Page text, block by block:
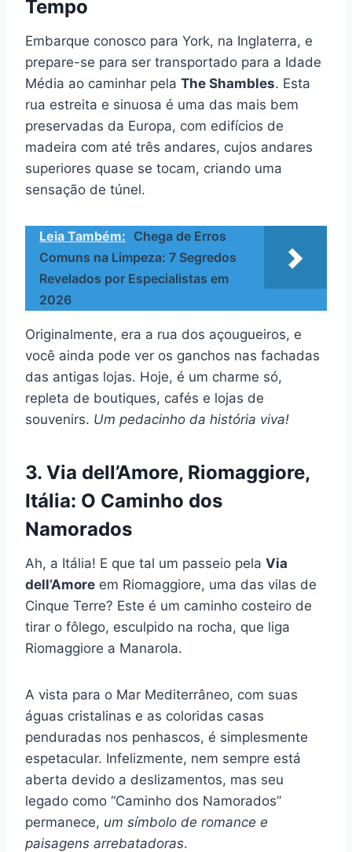
Tempo
Embarque conosco para York, na Inglaterra, e
prepare-se para ser transportado para a Idade
Média ao caminhar pela The Shambles. Esta
rua estreita e sinuosa é uma das mais bem
preservadas da Europa, com edifícios de
madeira com até três andares, cujos andares
superiores quase se tocam, criando uma
sensação de túnel.
Leia Também: Chega de Erros
Comuns na Limpeza: 7 Segredos
Revelados por Especialistas em
2026
Originalmente, era a rua dos açougueiros, e
você ainda pode ver os ganchos nas fachadas
das antigas lojas. Hoje, é um charme só,
repleta de boutiques, cafés e lojas de
souvenirs. Um pedacinho da história viva!
3. Via dell’Amore, Riomaggiore,
Itália: O Caminho dos
Namorados
Ah, a Itália! E que tal um passeio pela Via
dell’Amore em Riomaggiore, uma das vilas de
Cinque Terre? Este é um caminho costeiro de
tirar o fôlego, esculpido na rocha, que liga
Riomaggiore a Manarola.
A vista para o Mar Mediterrâneo, com suas
águas cristalinas e as coloridas casas
penduradas nos penhascos, é simplesmente
espetacular. Infelizmente, nem sempre está
aberta devido a deslizamentos, mas seu
legado como “Caminho dos Namorados”
permanece, um símbolo de romance e
paisagens arrebatadoras.